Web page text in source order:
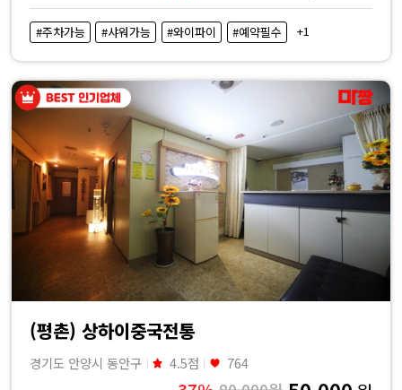
#주차가능 #샤워가능 #와이파이 #예약필수 +1
(평촌) 상하이중국전통
경기도 안양시 동안구 4.5점 764